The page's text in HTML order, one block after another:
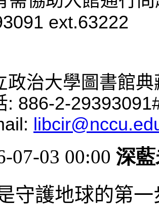
ext.63222
治大學圖書館典
2-
07-03 00:00 深
守護地球的第一